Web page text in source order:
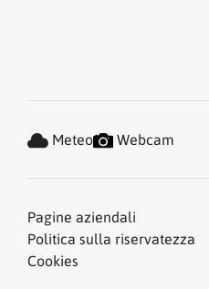
Pagine aziendali
Politica sulla riservatezza
Cookies
Meteo Webcam